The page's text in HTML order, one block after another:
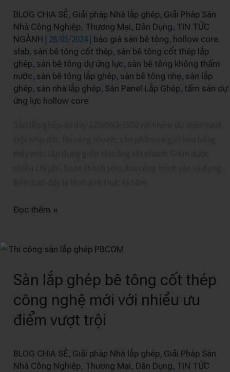
BLOG CHIA SẺ, Giải pháp Nhà lắp ghép, Giải Pháp Sàn
Nhà Công Nghiệp, Thương Mại, Dân Dụng, TIN TỨC
NGÀNH | 28/05/2024| báo giá sàn bê tông, hollow core
slab, sàn bê tông cốt thép, sàn bê tông cốt thép lắp
ghép, sàn bê tông dự ứng lực, sàn bê tông không thấm
nước, sàn bê tông lắp ghép, sàn bê tông nhẹ, sàn lắp
ghép, sàn nhà lắp ghép, Sàn Panel Lắp Ghép, tấm sàn dự
ứng lực hollow core
tông
cốt
thép
lắp
ghép-
PBCOM
9
Đọc thêm »
Sàn lắp ghép bê tông cốt thép
công nghệ mới với nhiều ưu
điểm vượt trội
BLOG CHIA SẺ, Giải pháp Nhà lắp ghép, Giải Pháp Sàn
Nhà Công Nghiệp, Thương Mại, Dân Dụng, TIN TỨC
Sàn
ghép
tông
cốt
công
nghệ